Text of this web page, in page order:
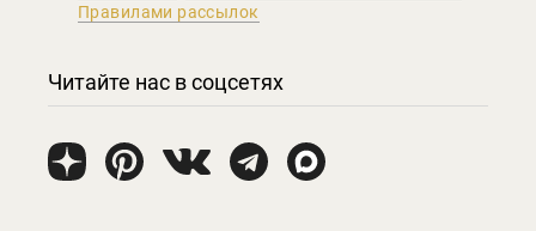
Правилами рассылок
Читайте нас в соцсетях